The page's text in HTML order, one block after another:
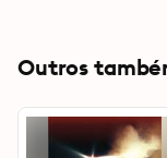
Outros